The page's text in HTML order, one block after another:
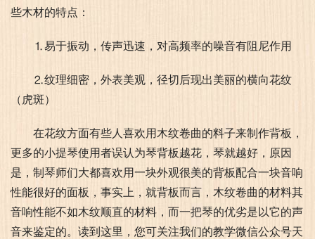
些木材的特点：
⒈易于振动，传声迅速，对高频率的噪音有阻尼作用
⒉纹理细密，外表美观，径切后现出美丽的横向花纹
（虎斑）
在花纹方面有些人喜欢用木纹卷曲的料子来制作背板，
更多的小提琴使用者误认为琴背板越花，琴就越好，原因
是，制琴师们大都喜欢用一块外观很美的背板配合一块音响
性能很好的面板，事实上，就背板而言，木纹卷曲的材料其
音响性能不如木纹顺直的材料，而一把琴的优劣是以它的声
音来鉴定的。读到这里，您可关注我们的教学微信公众号天